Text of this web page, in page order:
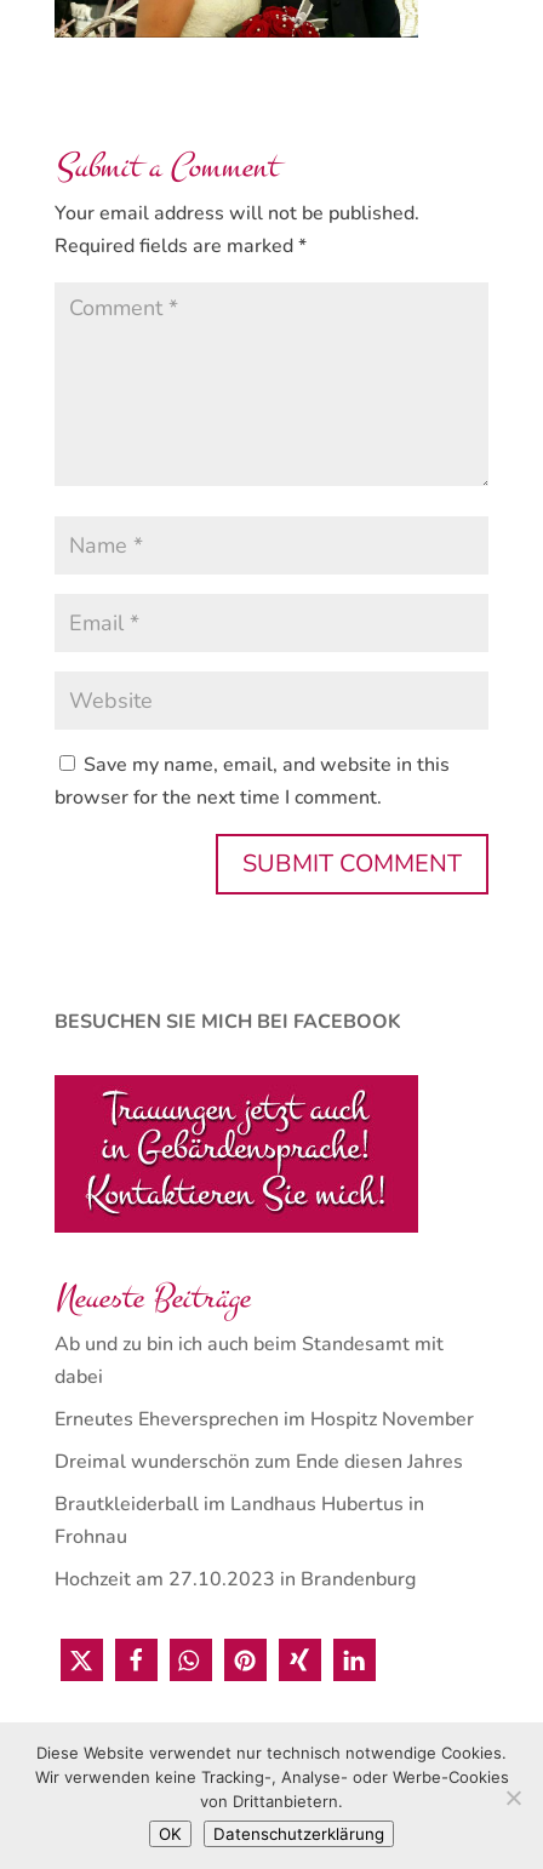
Submit a Comment
Your email address will not be published.
Required fields are marked*
Save my name, email, and website in this
browser for the next time I comment.
BESUCHEN SIE MICH BEI FACEBOOK
Neueste Beiträge
Ab und zu bin ich auch beim Standesamt mit
dabei
Erneutes Eheversprechen im Hospitz November
Dreimal wunderschön zum Ende diesen Jahres
Brautkleiderball im Landhaus Hubertus in
Frohnau
Hochzeit am 27.10.2023 in Brandenburg
© 2021 Sabrina Rucks • Gestaltet von Vica Media Berlin
Diese Website verwendet nur technisch notwendige Cookies.
Wir verwenden keine Tracking-, Analyse- oder Werbe-Cookies
von Drittanbietern.
OK
Datenschutzerklärung